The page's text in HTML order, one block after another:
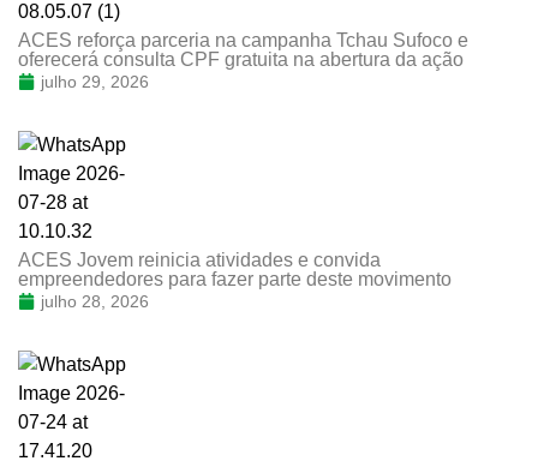
ACES reforça parceria na campanha Tchau Sufoco e
oferecerá consulta CPF gratuita na abertura da ação
julho 29, 2026
ACES Jovem reinicia atividades e convida
empreendedores para fazer parte deste movimento
julho 28, 2026